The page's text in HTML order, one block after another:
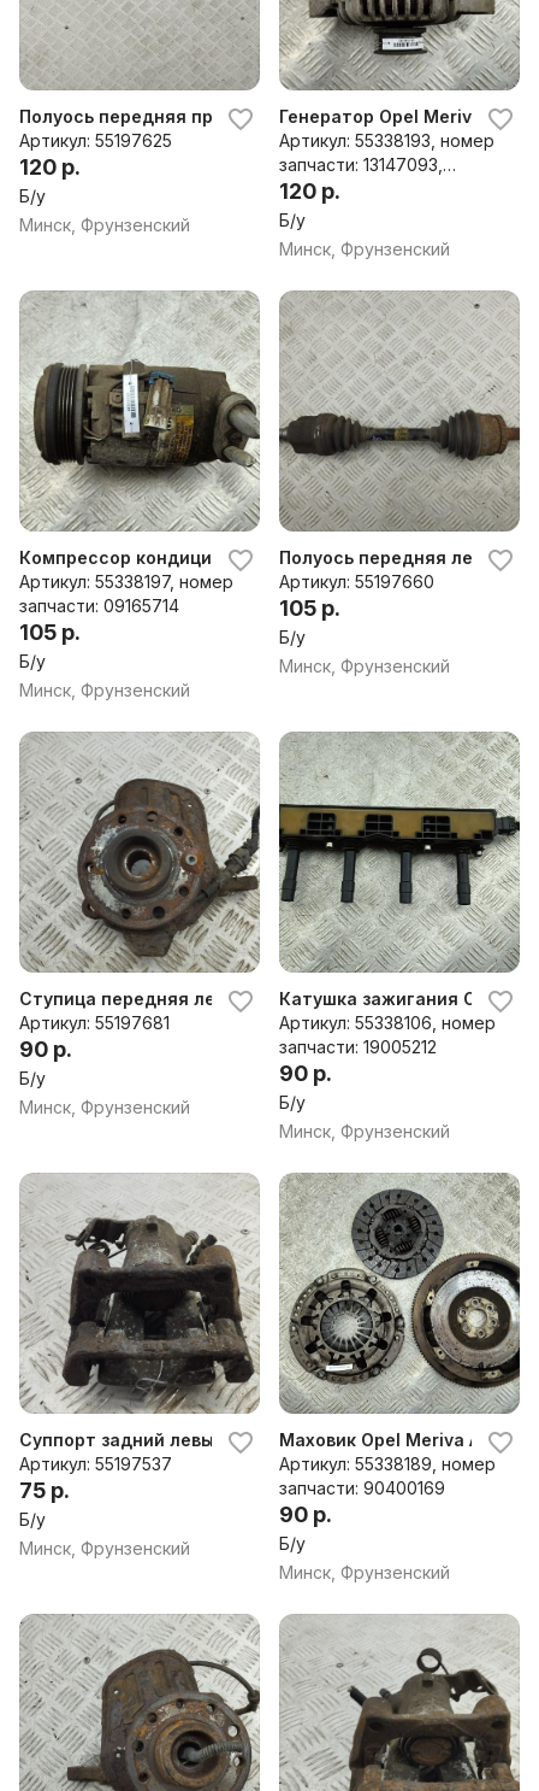
Полуось передняя правая Opel Meriva A (2003-2010)
Артикул: 55197625
120 р.
Б/у
Минск, Фрунзенский
Генератор Opel Meriva A
Артикул: 55338193, номер
запчасти: 13147093,
0124425009
120 р.
Б/у
Минск, Фрунзенский
Компрессор кондиционера Opel Meriva A (2003-2010)
Артикул: 55338197, номер
запчасти: 09165714
105 р.
Б/у
Минск, Фрунзенский
Полуось передняя левая
Артикул: 55197660
105 р.
Б/у
Минск, Фрунзенский
Ступица передняя левая Opel Meriva A (2003-2010)
Артикул: 55197681
90 р.
Б/у
Минск, Фрунзенский
Катушка зажигания Opel
Артикул: 55338106, номер
запчасти: 19005212
90 р.
Б/у
Минск, Фрунзенский
Суппорт задний левый Opel Meriva A (2003-2010)
Артикул: 55197537
75 р.
Б/у
Минск, Фрунзенский
Маховик Opel Meriva A
Артикул: 55338189, номер
запчасти: 90400169
90 р.
Б/у
Минск, Фрунзенский